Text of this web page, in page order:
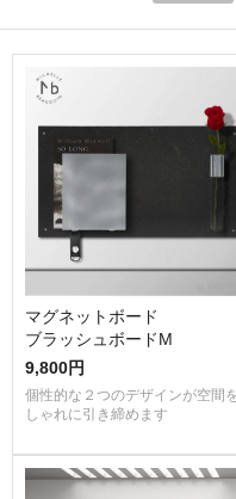
マグネットボード
ブラッシュボードM
9,800円
個性的な２つのデザインが空間
しゃれに引き締めます